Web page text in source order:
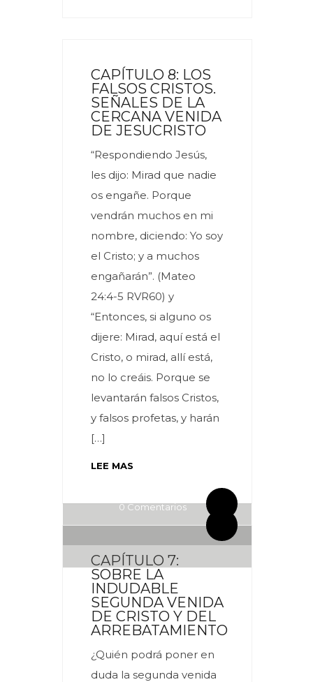
CAPÍTULO 8: LOS
FALSOS CRISTOS.
SEÑALES DE LA
CERCANA VENIDA
DE JESUCRISTO
“Respondiendo Jesús,
les dijo: Mirad que nadie
os engañe. Porque
vendrán muchos en mi
nombre, diciendo: Yo soy
el Cristo; y a muchos
engañarán”. (Mateo
24:4-5 RVR60) y
“Entonces, si alguno os
dijere: Mirad, aquí está el
Cristo, o mirad, allí está,
no lo creáis. Porque se
levantarán falsos Cristos,
y falsos profetas, y harán
[…]
LEE MAS
0 Comentarios
CAPÍTULO 7:
SOBRE LA
INDUDABLE
SEGUNDA VENIDA
DE CRISTO Y DEL
ARREBATAMIENTO
¿Quién podrá poner en
duda la segunda venida